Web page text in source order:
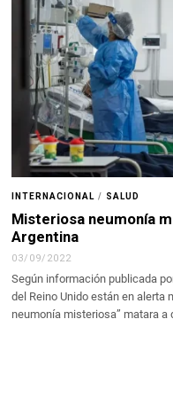
INTERNACIONAL / SALUD
Misteriosa neumonía
Argentina
03/09/2022
Según información publicada
del Reino Unido están en alerta
neumonía misteriosa” matara